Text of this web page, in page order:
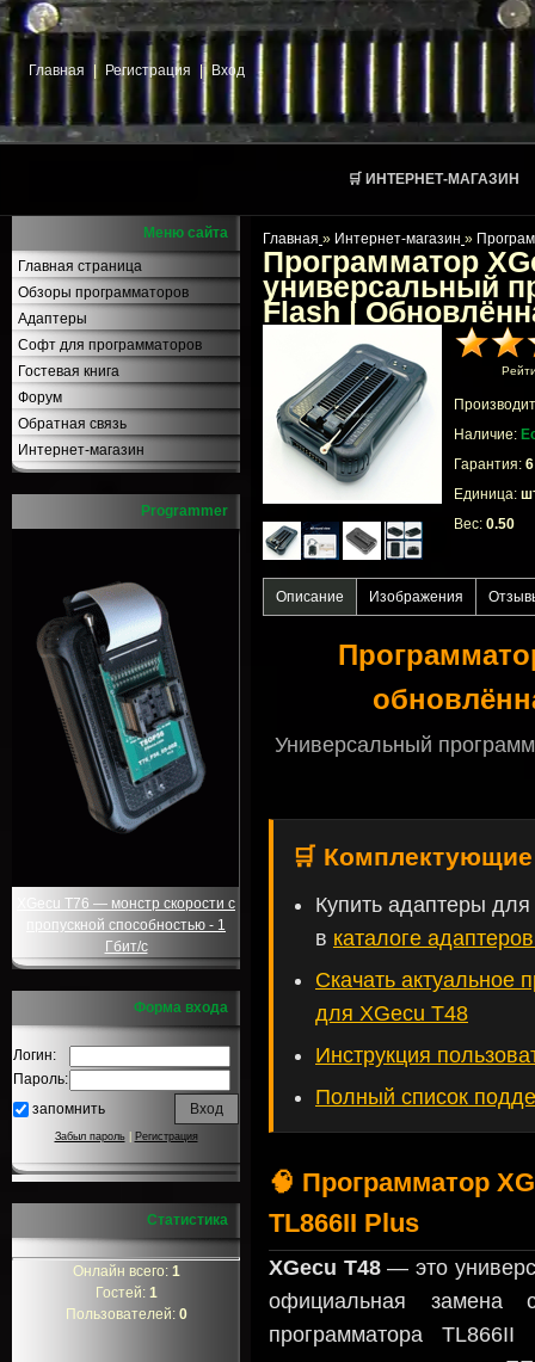
Главная Регистрация | Вход
🛒 ИНТЕРНЕТ-МАГАЗИН
Меню сайта
Главная страница
Обзоры программаторов
Адаптеры
Софт для программаторов
Гостевая книга
Форум
Обратная связь
Интернет-магазин
Programmer
XGecu T76 — монстр скорости с
пропускной способностью - 1
Гбит/с
Форма входа
Логин:
Пароль:
запомнить
Забыл пароль| Регистрация
Статистика
Онлайн всего: 1
Гостей: 1
Пользователей: 0
Главная » Интернет-магазин »
Программатор
универсальный
Flash |
Наличие:
Гарантия:
Единица:
Вес: 0.50
Описание Изображения
Универсальный
🛒
Купить адаптеры
в каталоге
Скачать актуальное
для XGecu T48
Инструкция
Полный список
🧠 Программатор
TL866II Plus
XGecu T48— это
официальная замена
программатора